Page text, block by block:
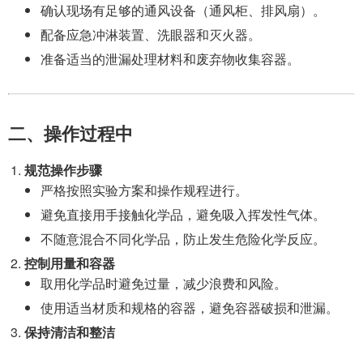
确认现场有足够的通风设备（通风柜、排风扇）。
配备应急冲淋装置、洗眼器和灭火器。
准备适当的泄漏处理材料和废弃物收集容器。
二、操作过程中
规范操作步骤
严格按照实验方案和操作规程进行。
避免直接用手接触化学品，避免吸入挥发性气体。
不随意混合不同化学品，防止发生危险化学反应。
控制用量和容器
取用化学品时避免过量，减少浪费和风险。
使用适当材质和规格的容器，避免容器破损和泄漏。
保持清洁和整洁